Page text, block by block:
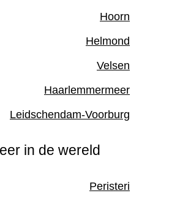
Hoorn
Helmond
Velsen
Haarlemmermeer
Leidschendam-Voorburg
in de wereld
Peristeri